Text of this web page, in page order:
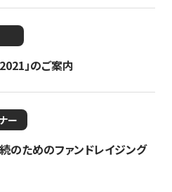
」のご案内
ー
続のためのファンドレイジング